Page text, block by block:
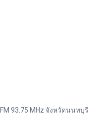
93.75 MHz จังหวัดนนทบุรี